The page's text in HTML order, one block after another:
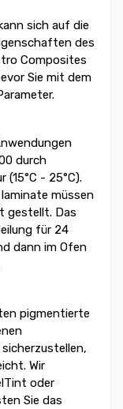
sich auf die
des
Composites
Sie mit dem
durch
- 25°C).
müssen
gestellt. Das
für 24
dann im Ofen
pigmentierte
Wir
oder
Sie das